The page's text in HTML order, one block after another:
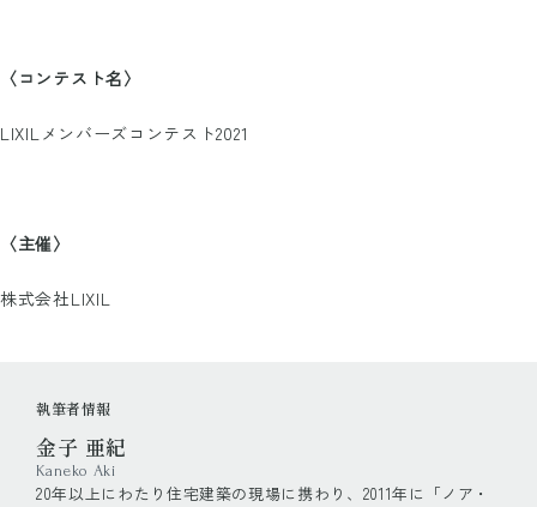
〈コンテスト名〉
LIXILメンバーズコンテスト2021
〈主催〉
株式会社LIXIL
執筆者情報
金子 亜紀
Kaneko Aki
20年以上にわたり住宅建築の現場に携わり、2011年に「ノア・